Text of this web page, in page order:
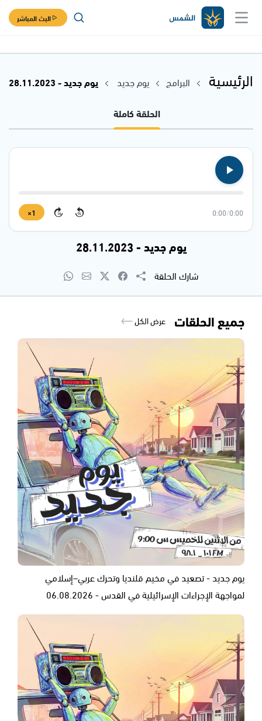
البث المباشر
الرئيسية البرامج يوم جديد
يوم جديد - 28.11.2023
الحلقة كاملة
0:00
/
0:00
15
15
1×
يوم جديد - 28.11.2023
شارك الحلقة
جميع الحلقات عرض الكل
يوم جديد - تصعيد في مخيم قلنديا وتحرك عربي–إسلامي
لمواجهة الإجراءات الإسرائيلية في القدس - 06.08.2026